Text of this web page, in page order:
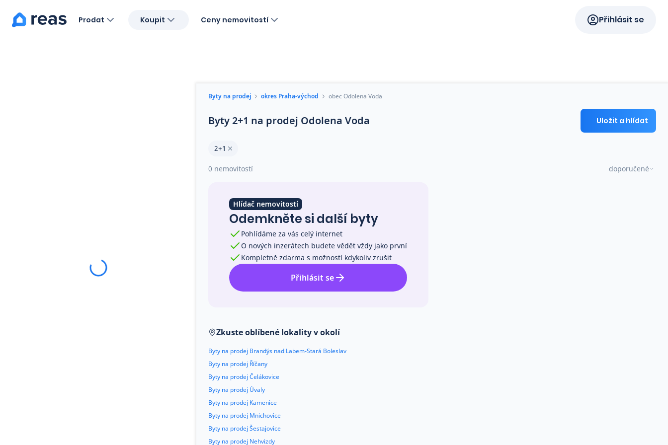
Prodat Koupit Ceny nemovitostí Přihlásit se
Byty na prodej okres Praha-východ obec Odolena Voda
Byty 2+1 na prodej Odolena Voda Uložit a hlídat
2+1
0 nemovitostí doporučené
Hlídač nemovitostí
Odemkněte si další byty
Pohlídáme za vás celý internet
O nových inzerátech budete vědět vždy jako první
Kompletně zdarma s možností kdykoliv zrušit
Přihlásit se
Zkuste oblíbené lokality v okolí
Byty na prodej Brandýs nad Labem-Stará Boleslav
Byty na prodej Říčany
Byty na prodej Čelákovice
Byty na prodej Úvaly
Byty na prodej Kamenice
Byty na prodej Mnichovice
Byty na prodej Šestajovice
Byty na prodej Nehvizdy